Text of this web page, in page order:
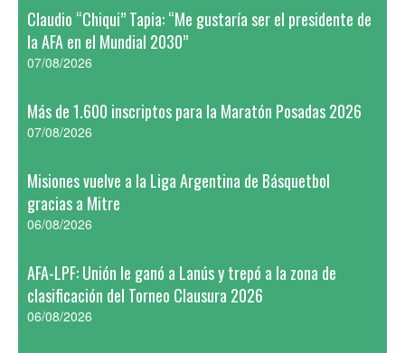
Claudio “Chiqui” Tapia: “Me gustaría ser el presidente de
la AFA en el Mundial 2030”
07/08/2026
Más de 1.600 inscriptos para la Maratón Posadas 2026
07/08/2026
Misiones vuelve a la Liga Argentina de Básquetbol
gracias a Mitre
06/08/2026
AFA-LPF: Unión le ganó a Lanús y trepó a la zona de
clasificación del Torneo Clausura 2026
06/08/2026